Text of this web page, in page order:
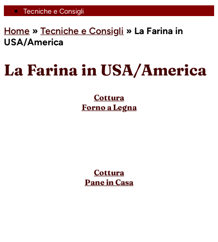
Tecniche e Consigli
Home » Tecniche e Consigli » La Farina in
USA/America
La Farina in USA/America
Cottura
Forno a Legna
Cottura
Pane in Casa